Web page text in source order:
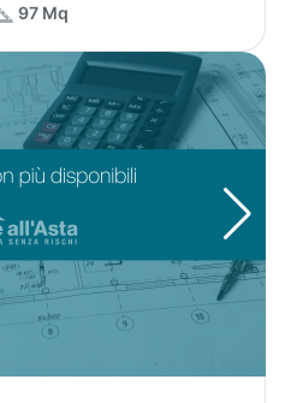
97 Mq